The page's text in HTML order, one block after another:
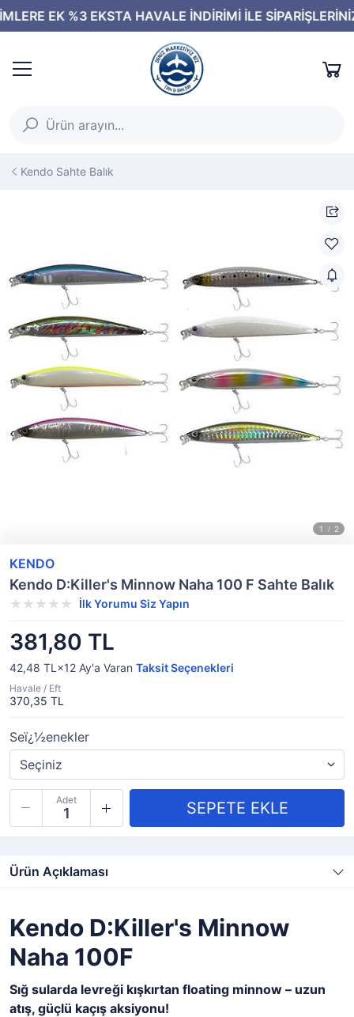
Kendo Sahte Balık
KENDO
Kendo D:Killer's Minnow Naha 100 F Sahte Balık
İlk Yorumu Siz Yapın
381,80 TL
42,48 TL×12 Ay'a Varan Taksit Seçenekleri
Havale / Eft
370,35 TL
Seï¿½enekler
Adet
Ürün Açıklaması
Kendo D:Killer's Minnow
Naha 100F
Sığ sularda levreği kışkırtan floating minnow – uzun
atış, güçlü kaçış aksiyonu!